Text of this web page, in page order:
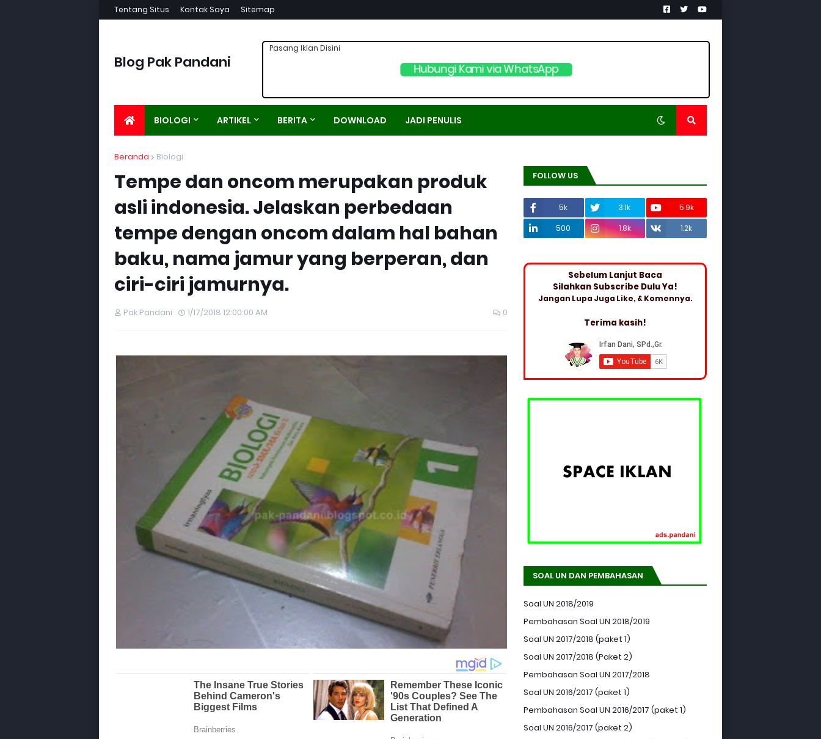
Tentang Situs Kontak Saya Sitemap
Blog Pak Pandani Hubungi Kami via WhatsApp
Pasang Iklan Disini
BIOLOGI ARTIKEL BERITA DOWNLOAD JADI PENULIS
Beranda Biologi
Tempe dan oncom merupakan produk
asli indonesia. Jelaskan perbedaan
tempe dengan oncom dalam hal bahan
baku, nama jamur yang berperan, dan
ciri-ciri jamurnya.
Pak Pandani 1/17/2018 12:00:00 AM 0
FOLLOW US
5k 3.1k
5.9k
500
1.8k 1.2k
Sebelum Lanjut Baca
Silahkan Subscribe Dulu Ya!
Jangan Lupa Juga Like, & Komennya.
Terima kasih!
SOAL UN DAN PEMBAHASAN
Soal UN 2018/2019
Pembahasan Soal UN 2018/2019
Soal UN 2017/2018 (paket 1)
Soal UN 2017/2018 (Paket 2)
Pembahasan Soal UN 2017/2018
Soal UN 2016/2017 (paket 1)
Pembahasan Soal UN 2016/2017 (paket 1)
Soal UN 2016/2017 (paket 2)